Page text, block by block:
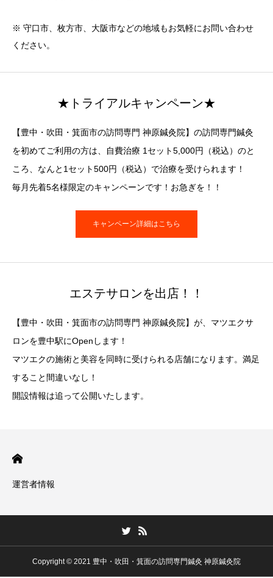
※ 守口市、枚方市、大阪市などの地域もお気軽にお問い合わせ
ください。
★トライアルキャンペーン★
【豊中・吹田・箕面市の訪問専門 神原鍼灸院】の訪問専門鍼灸
を初めてご利用の方は、自費治療 1セット5,000円（税込）のと
ころ、なんと1セット500円（税込）で治療を受けられます！
毎月先着5名様限定のキャンペーンです！お急ぎを！！
キャンペーン詳細はこちら
エステサロンを出店！！
【豊中・吹田・箕面市の訪問専門 神原鍼灸院】が、マツエクサ
ロンを豊中駅にOpenします！
マツエクの施術と美容を同時に受けられる店舗になります。満足
すること間違いなし！
開設情報は追って公開いたします。
運営者情報
Copyright © 2021 豊中・吹田・箕面の訪問専門鍼灸 神原鍼灸院